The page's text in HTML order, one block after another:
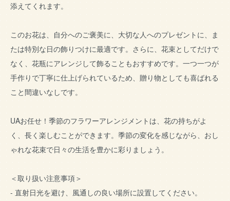
添えてくれます。
このお花は、自分へのご褒美に、大切な人へのプレゼントに、ま
たは特別な日の飾りつけに最適です。さらに、花束としてだけで
なく、花瓶にアレンジして飾ることもおすすめです。一つ一つが
手作りで丁寧に仕上げられているため、贈り物としても喜ばれる
こと間違いなしです。
UAお任せ！季節のフラワーアレンジメントは、花の持ちがよ
く、長く楽しむことができます。季節の変化を感じながら、おし
ゃれな花束で日々の生活を豊かに彩りましょう。
＜取り扱い注意事項＞
- 直射日光を避け、風通しの良い場所に設置してください。